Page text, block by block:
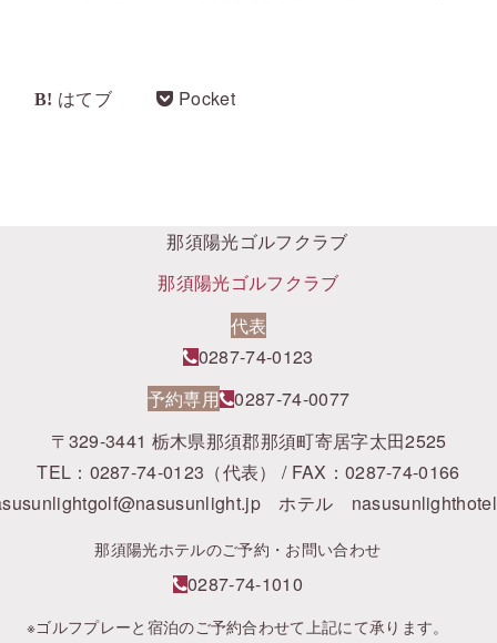
はてブ Pocket
那須陽光ゴルフクラブ
代表
0287-74-0123
予約専用 0287-74-0077
〒329-3441 栃木県那須郡那須町寄居字太田2525
TEL：0287-74-0123（代表） / FAX：0287-74-0166
ホテル
那須陽光ホテルのご予約・お問い合わせ
0287-74-1010
※ゴルフプレーと宿泊のご予約合わせて上記にて承ります。